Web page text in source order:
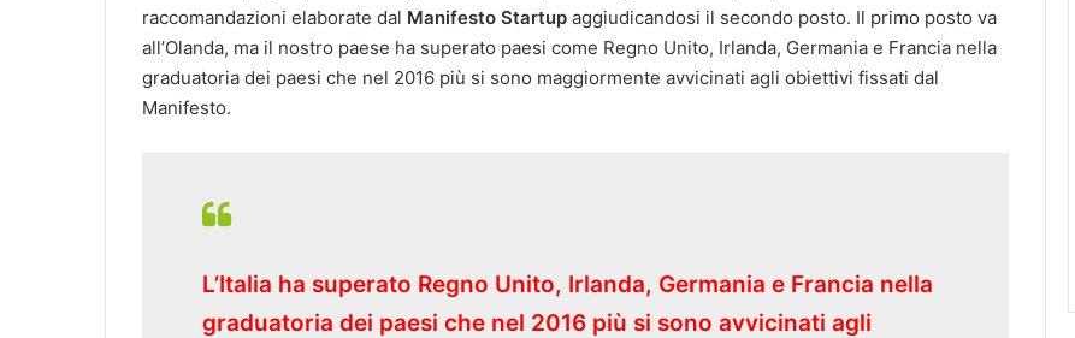
raccomandazioni elaborate dal Manifesto Startup aggiudicandosi il secondo posto. Il primo posto va
all’Olanda, ma il nostro paese ha superato paesi come Regno Unito, Irlanda, Germania e Francia nella
graduatoria dei paesi che nel 2016 più si sono maggiormente avvicinati agli obiettivi fissati dal
Manifesto.
L’Italia ha superato Regno Unito, Irlanda, Germania e Francia nella
graduatoria dei paesi che nel 2016 più si sono avvicinati agli